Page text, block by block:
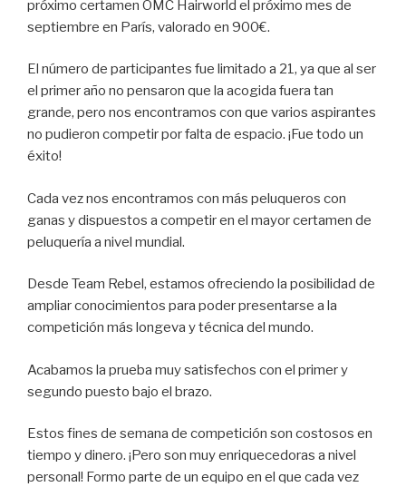
próximo certamen OMC Hairworld el próximo mes de
septiembre en París, valorado en 900€.
El número de participantes fue limitado a 21, ya que al ser
el primer año no pensaron que la acogida fuera tan
grande, pero nos encontramos con que varios aspirantes
no pudieron competir por falta de espacio. ¡Fue todo un
éxito!
Cada vez nos encontramos con más peluqueros con
ganas y dispuestos a competir en el mayor certamen de
peluquería a nivel mundial.
Desde Team Rebel, estamos ofreciendo la posibilidad de
ampliar conocimientos para poder presentarse a la
competición más longeva y técnica del mundo.
Acabamos la prueba muy satisfechos con el primer y
segundo puesto bajo el brazo.
Estos fines de semana de competición son costosos en
tiempo y dinero. ¡Pero son muy enriquecedoras a nivel
personal! Formo parte de un equipo en el que cada vez